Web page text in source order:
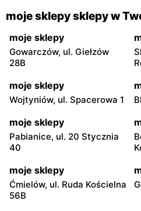
moje sklepy sklepy w
moje sklepy
Gowarczów, ul. Giełzów
28B
moje sklepy
Wojtyniów, ul. Spacerowa 1
moje sklepy
Pabianice, ul. 20 Stycznia
40
moje sklepy
Ćmielów, ul. Ruda Kościelna
56B